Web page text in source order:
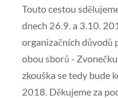
Touto cestou
dnech 26.9. a 3.10.
organizačních důvodů
obou sborů -
zkouška se tedy bude
2018. Děkujeme za